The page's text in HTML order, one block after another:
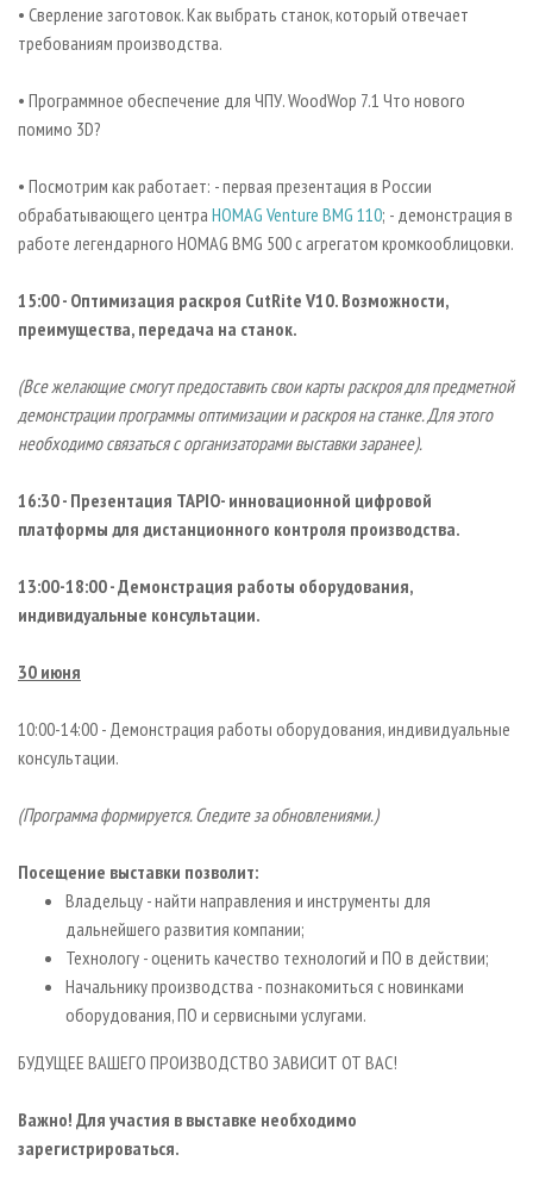
• Сверление заготовок. Как выбрать станок, который отвечает
требованиям производства.
• Программное обеспечение для ЧПУ. WoodWop 7.1 Что нового
помимо 3D?
• Посмотрим как работает: - первая презентация в России
обрабатывающего центра HOMAG Venture BMG 110; - демонстрация в
работе легендарного HOMAG BMG 500 c агрегатом кромкооблицовки.
15:00 - Оптимизация раскроя CutRite V10. Возможности,
преимущества, передача на станок.
(Все желающие смогут предоставить свои карты раскроя для предметной
демонстрации программы оптимизации и раскроя на станке. Для этого
необходимо связаться с организаторами выставки заранее).
16:30 - Презентация TAPIO- инновационной цифровой
платформы для дистанционного контроля производства.
13:00-18:00 - Демонстрация работы оборудования,
индивидуальные консультации.
30 июня
10:00-14:00 - Демонстрация работы оборудования, индивидуальные
консультации.
(Программа формируется. Следите за обновлениями.)
Посещение выставки позволит:
Владельцу - найти направления и инструменты для
дальнейшего развития компании;
Технологу - оценить качество технологий и ПО в действии;
Начальнику производства - познакомиться с новинками
оборудования, ПО и сервисными услугами.
БУДУЩЕЕ ВАШЕГО ПРОИЗВОДСТВО ЗАВИСИТ ОТ ВАС!
Важно! Для участия в выставке необходимо
зарегистрироваться.